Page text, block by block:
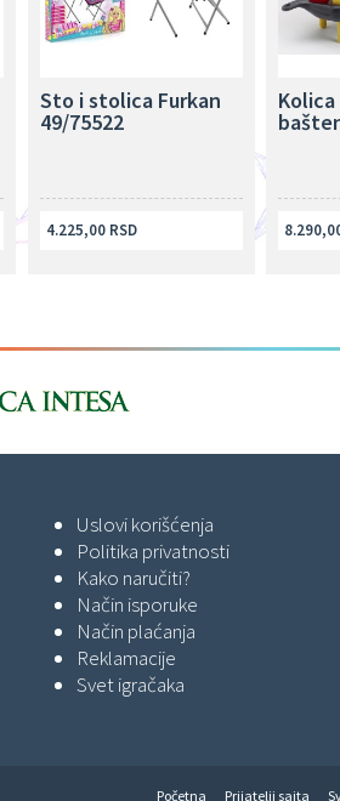
Sto i stolica Furkan
49/75522
4.225,00 RSD
Uslovi korišćenja
Politika privatnosti
Kako naručiti?
Način isporuke
Način plaćanja
Reklamacije
Svet igračaka
Početna Prijatelji sajta